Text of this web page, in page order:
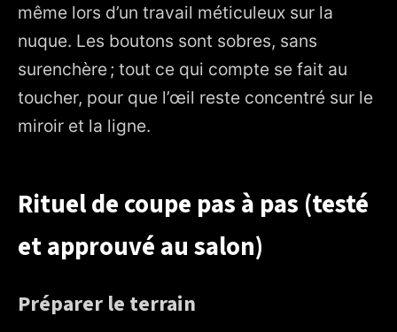
même lors d’un travail méticuleux sur la
nuque. Les boutons sont sobres, sans
surenchère ; tout ce qui compte se fait au
toucher, pour que l’œil reste concentré sur le
miroir et la ligne.
Rituel de coupe pas à pas (testé
et approuvé au salon)
Préparer le terrain